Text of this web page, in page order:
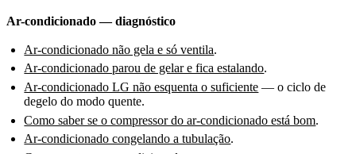
Ar-condicionado — diagnóstico
Ar-condicionado não gela e só ventila.
Ar-condicionado parou de gelar e fica estalando.
Ar-condicionado LG não esquenta o suficiente — o ciclo de
degelo do modo quente.
Como saber se o compressor do ar-condicionado está bom.
Ar-condicionado congelando a tubulação.